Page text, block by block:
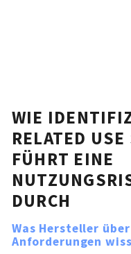
WIE
RELATED
FÜHRT EINE
DURCH
Was Hersteller über
Anforderungen